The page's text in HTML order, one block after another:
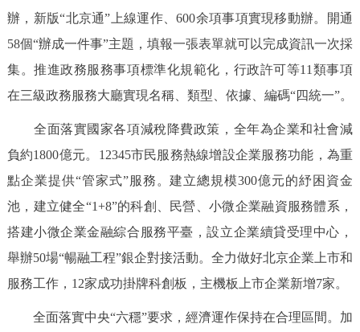
辦，新版“北京通”上線運作、600余項事項實現移動辦。開通
58個“辦成一件事”主題，填報一張表單就可以完成資訊一次採
集。推進政務服務事項標準化規範化，行政許可等11類事項
在三級政務服務大廳實現名稱、類型、依據、編碼“四統一”。
全面落實國家各項減稅降費政策，全年為企業和社會減
負約1800億元。12345市民服務熱線增設企業服務功能，為重
點企業提供“管家式”服務。建立總規模300億元的紓困資金
池，建立健全“1+8”的科創、民營、小微企業融資服務體系，
搭建小微企業金融綜合服務平臺，設立企業續貸受理中心，
舉辦50場“暢融工程”銀企對接活動。全力做好北京企業上市和
服務工作，12家成功掛牌科創板，主機板上市企業新增7家。
全面落實中央“六穩”要求，經濟運作保持在合理區間。加